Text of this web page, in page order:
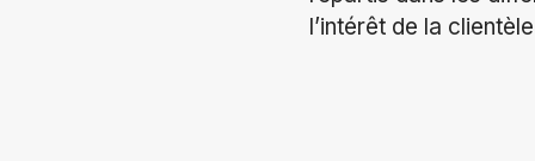
l’intérêt de la